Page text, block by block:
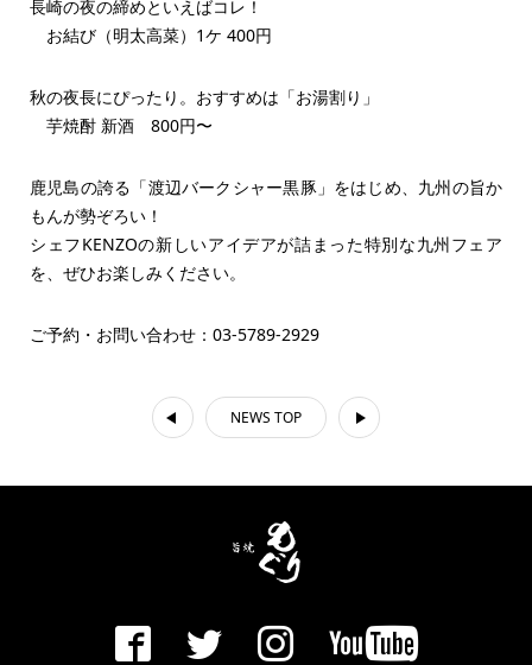
長崎の夜の締めといえばコレ！
お結び（明太高菜）1ケ 400円
秋の夜長にぴったり。おすすめは「お湯割り」
芋焼酎 新酒 800円〜
鹿児島の誇る「渡辺バークシャー黒豚」をはじめ、九州の旨か
もんが勢ぞろい！
シェフKENZOの新しいアイデアが詰まった特別な九州フェア
を、ぜひお楽しみください。
ご予約・お問い合わせ：03-5789-2929
NEWS TOP